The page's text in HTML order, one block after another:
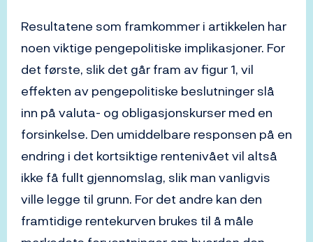
Resultatene som framkommer i artikkelen har
noen viktige pengepolitiske implikasjoner. For
det første, slik det går fram av figur 1, vil
effekten av pengepolitiske beslutninger slå
inn på valuta- og obligasjonskurser med en
forsinkelse. Den umiddelbare responsen på en
endring i det kortsiktige rentenivået vil altså
ikke få fullt gjennomslag, slik man vanligvis
ville legge til grunn. For det andre kan den
framtidige rentekurven brukes til å måle